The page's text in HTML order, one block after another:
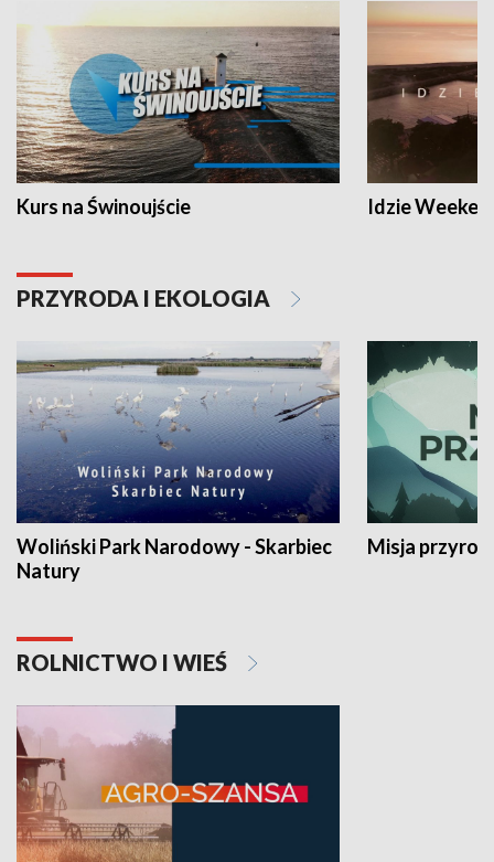
Kurs na Świnoujście Idzie
PRZYRODA I EKOLOGIA
Woliński Park Narodowy - Skarbiec
Natury
Misja
ROLNICTWO I WIEŚ